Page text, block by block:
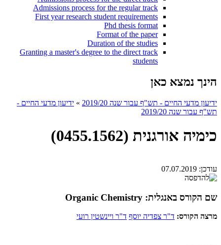
Admissions process for the regular track
First year research student requirements
Phd thesis format
Format of the paper
Duration of the studies
Granting a master's degree to the direct track
students
הינך נמצא כאן
ידיעון מדעי החיים - תש"ף עבור שנה 2019/20 » ידיעון מדעי החיים -
תש"ף עבור שנה 2019/20
כימיה אורגנית (0455.1562)
עודכן: 07.07.2019
שם הקורס באנגלית: Organic Chemistry
מרצה הקורס: ד"ר צפדיה יוסף ד"ר ויינשטין רועי